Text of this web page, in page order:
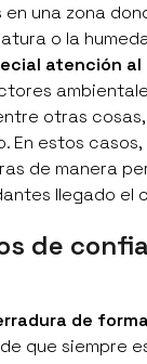
en una zona
o la
atención
otras
En estos
de manera
llegado el
de
de
que siempre